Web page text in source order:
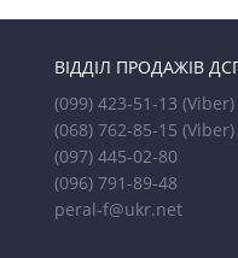
ВІДДІЛ ПРОДАЖІВ
(099) 423-51-13 (Viber)
(068) 762-85-15 (Viber)
(097) 445-02-80
(096) 791-89-48
peral-f@ukr.net